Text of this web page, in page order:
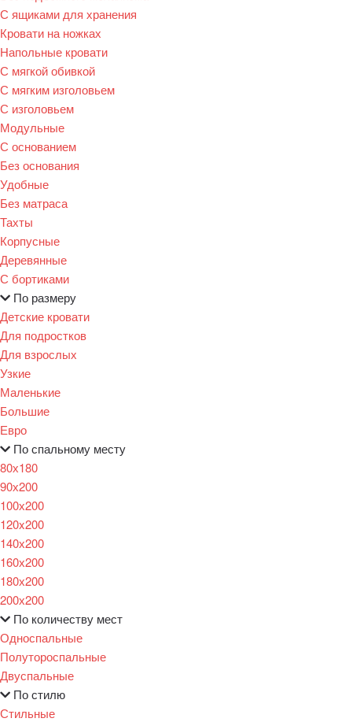
С ящиками для хранения
Кровати на ножках
Напольные кровати
С мягкой обивкой
С мягким изголовьем
С изголовьем
Модульные
С основанием
Без основания
Удобные
Без матраса
Тахты
Корпусные
Деревянные
С бортиками
По размеру
Детские кровати
Для подростков
Для взрослых
Узкие
Маленькие
Большие
Евро
По спальному месту
80х180
90х200
100х200
120x200
140х200
160х200
180х200
200х200
По количеству мест
Односпальные
Полутороспальные
Двуспальные
По стилю
Стильные